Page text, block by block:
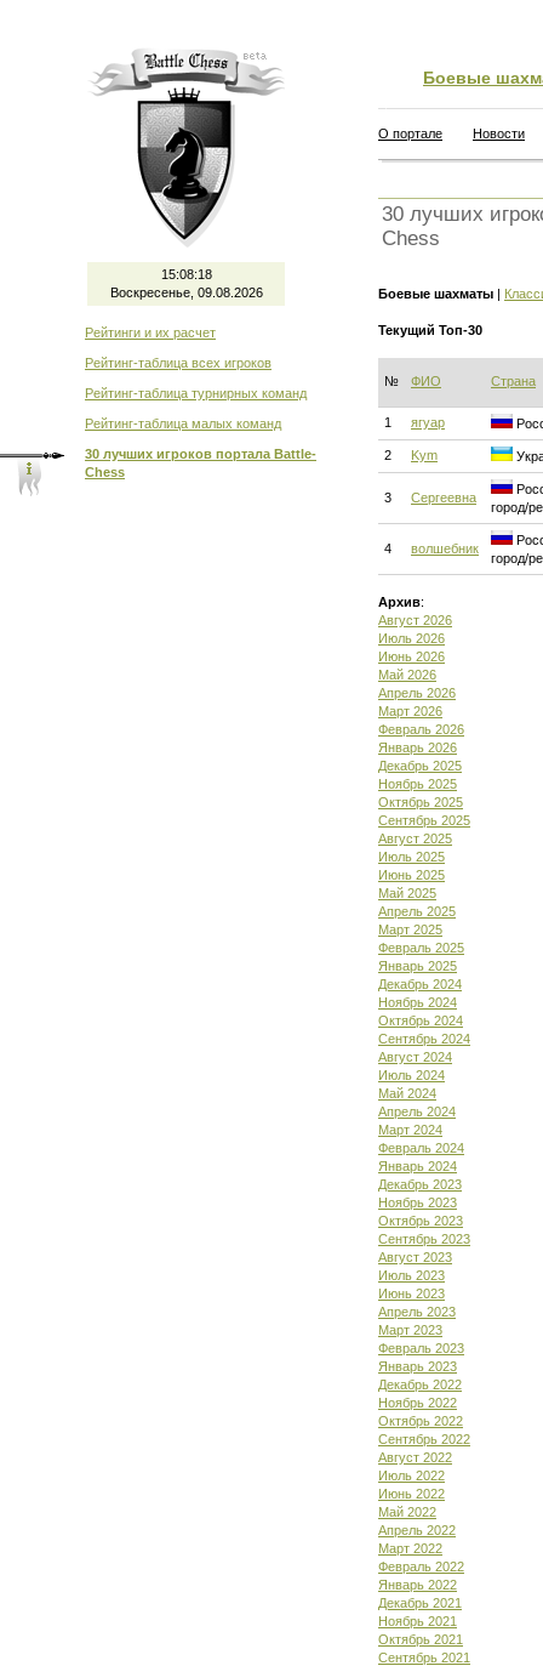
15:08:18
Воскресенье, 09.08.2026
Рейтинги и их расчет
Рейтинг-таблица всех игроков
Рейтинг-таблица турнирных команд
Рейтинг-таблица малых команд
30 лучших игроков портала Battle-
Chess
Боевые
О портале Новости
30 лучших
Chess
Боевые шахматы |
Текущий Топ-30
№ ФИО Страна
1 ягуар
2 Kym
3 Сергеевна
город/
4 волшебник
город/
Архив:
Август 2026
Июль 2026
Июнь 2026
Май 2026
Апрель 2026
Март 2026
Февраль 2026
Январь 2026
Декабрь 2025
Ноябрь 2025
Октябрь 2025
Сентябрь 2025
Август 2025
Июль 2025
Июнь 2025
Май 2025
Апрель 2025
Март 2025
Февраль 2025
Январь 2025
Декабрь 2024
Ноябрь 2024
Октябрь 2024
Сентябрь 2024
Август 2024
Июль 2024
Май 2024
Апрель 2024
Март 2024
Февраль 2024
Январь 2024
Декабрь 2023
Ноябрь 2023
Октябрь 2023
Сентябрь 2023
Август 2023
Июль 2023
Июнь 2023
Апрель 2023
Март 2023
Февраль 2023
Январь 2023
Декабрь 2022
Ноябрь 2022
Октябрь 2022
Сентябрь 2022
Август 2022
Июль 2022
Июнь 2022
Май 2022
Апрель 2022
Март 2022
Февраль 2022
Январь 2022
Декабрь 2021
Ноябрь 2021
Октябрь 2021
Сентябрь 2021